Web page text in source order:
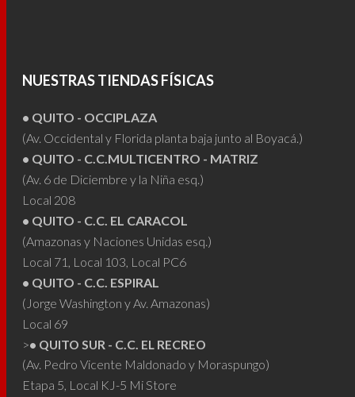
se
en
la
página
producto
NUESTRAS TIENDAS FÍSICAS
• QUITO - OCCIPLAZA
(Av. Occidental y Florida planta baja junto al Boyacá.)
• QUITO - C.C.MULTICENTRO - MATRIZ
(Av. 6 de Diciembre y la Niña esq.)
Local 208
• QUITO - C.C. EL CARACOL
(Amazonas y Naciones Unidas esq.)
Local 71, Local 103, Local PC6
• QUITO - C.C. ESPIRAL
(Jorge Washington y Av. Amazonas)
Local 69
>• QUITO SUR - C.C. EL RECREO
(Av. Pedro Vicente Maldonado y Moraspungo)
Etapa 5, Local KJ-5 Mi Store